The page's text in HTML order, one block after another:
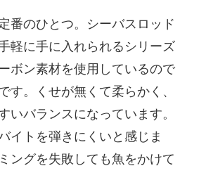
番のひとつ。シーバスロッド
軽に手に入れられるシリーズ
ボン素材を使用しているので
す。くせが無くて柔らかく、
いバランスになっています。
イトを弾きにくいと感じま
ングを失敗しても魚をかけて